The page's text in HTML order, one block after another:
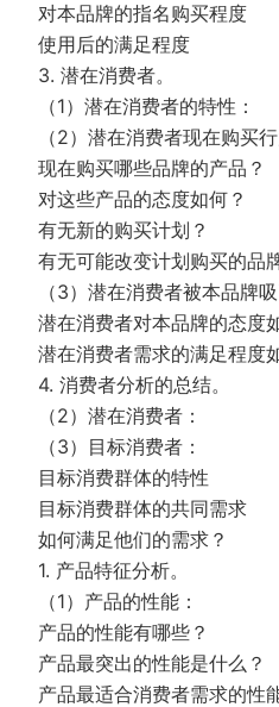
对本品牌的指名购买程度
使用后的满足程度
3. 潜在消费者。
（1）潜在消费者的特性：
（2）潜在消费者现在购买行
现在购买哪些品牌的产品？
对这些产品的态度如何？
有无新的购买计划？
有无可能改变计划购买的品
（3）潜在消费者被本品牌
潜在消费者对本品牌的态度
潜在消费者需求的满足程度
4. 消费者分析的总结。
（2）潜在消费者：
（3）目标消费者：
目标消费群体的特性
目标消费群体的共同需求
如何满足他们的需求？
1. 产品特征分析。
（1）产品的性能：
产品的性能有哪些？
产品最突出的性能是什么？
产品最适合消费者需求的性